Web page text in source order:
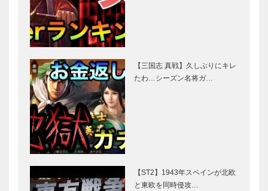
【三国志 真戦】久しぶりにキレ
たわ…シーズン名将ガ…
【ST2】1943年スペインが北欧
と東欧を同時侵攻…